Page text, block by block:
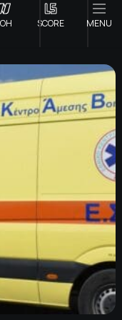
SCORE MENU